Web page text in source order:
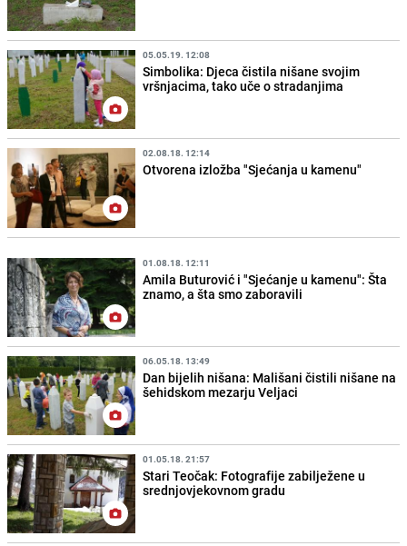
05.05.19. 12:08
Simbolika: Djeca čistila nišane svojim
vršnjacima, tako uče o stradanjima
02.08.18. 12:14
Otvorena izložba "Sjećanja u kamenu"
01.08.18. 12:11
Amila Buturović i "Sjećanje u kamenu": Šta
znamo, a šta smo zaboravili
06.05.18. 13:49
Dan bijelih nišana: Mališani čistili nišane na
šehidskom mezarju Veljaci
01.05.18. 21:57
Stari Teočak: Fotografije zabilježene u
srednjovjekovnom gradu